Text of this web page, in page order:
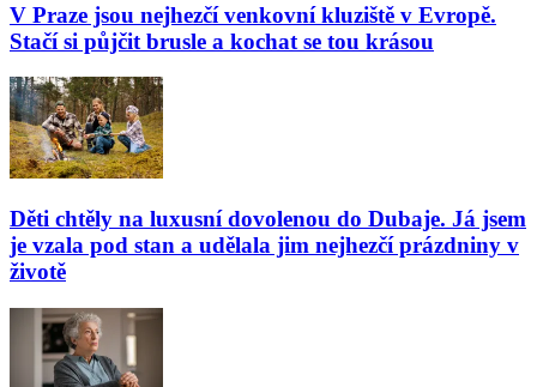
V Praze jsou nejhezčí venkovní kluziště v Evropě.
Stačí si půjčit brusle a kochat se tou krásou
Děti chtěly na luxusní dovolenou do Dubaje. Já jsem
je vzala pod stan a udělala jim nejhezčí prázdniny v
životě